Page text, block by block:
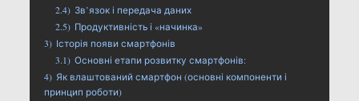
2.4) Зв’язок і передача даних
2.5) Продуктивність і «начинка»
3) Історія появи смартфонів
3.1) Основні етапи розвитку смартфонів:
4) Як влаштований смартфон (основні компоненти і
принцип роботи)